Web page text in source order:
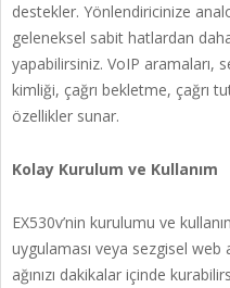
destekler. Yönlendiricinize
geleneksel sabit hatlardan
yapabilirsiniz. VoIP aramaları,
kimliği, çağrı bekletme, çağrı
özellikler sunar.
Kolay Kurulum ve Kullanım
EX530v’nin kurulumu ve
uygulaması veya sezgisel web
ağınızı dakikalar içinde